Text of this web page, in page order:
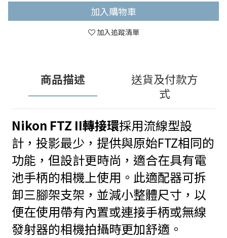
加入購物車
加入追蹤清單
商品描述
送貨及付款方
式
Nikon FTZ II轉接環採用流線型設
計，投影最少，提供與原始FTZ相同的
功能，但設計更時尚，適合在具有電
池手柄的相機上使用。此適配器可拆
卸三腳架支架，並減小整體尺寸，以
便在使用帶有內置或連接手柄或無線
發射器的相機拍攝時更加舒適。